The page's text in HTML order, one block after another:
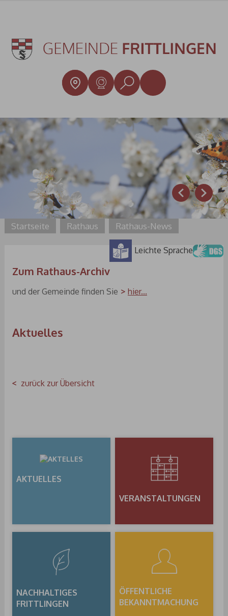
Prev Next
Startseite Rathaus Rathaus-News
Zum Rathaus-Archiv
und der Gemeinde finden Sie hier...
Aktuelles
zurück zur Übersicht
AKTUELLES
VERANSTALTUNGEN
NACHHALTIGES
FRITTLINGEN
ÖFFENTLICHE
BEKANNTMACHUNG
Leichte Sprache